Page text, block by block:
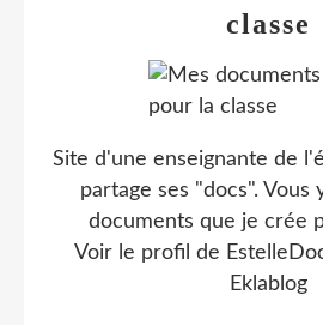
classe
Site d'une enseignante de
partage ses "docs". Vous
documents que je crée
Voir le profil de
Eklablog